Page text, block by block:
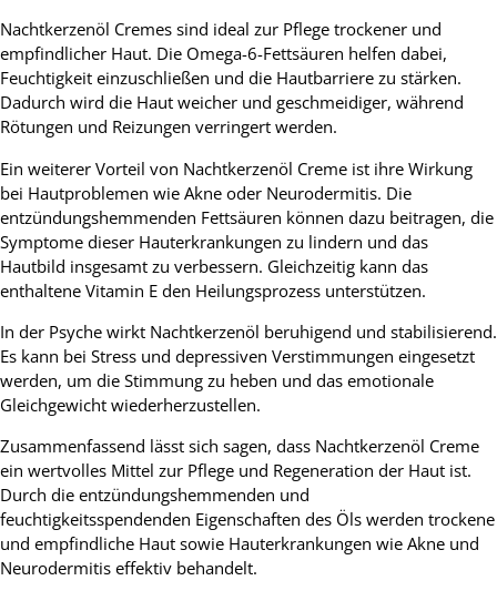
Nachtkerzenöl Cremes sind ideal zur Pflege trockener und
empfindlicher Haut. Die Omega-6-Fettsäuren helfen dabei,
Feuchtigkeit einzuschließen und die Hautbarriere zu stärken.
Dadurch wird die Haut weicher und geschmeidiger, während
Rötungen und Reizungen verringert werden.
Ein weiterer Vorteil von Nachtkerzenöl Creme ist ihre Wirkung
bei Hautproblemen wie Akne oder Neurodermitis. Die
entzündungshemmenden Fettsäuren können dazu beitragen, die
Symptome dieser Hauterkrankungen zu lindern und das
Hautbild insgesamt zu verbessern. Gleichzeitig kann das
enthaltene Vitamin E den Heilungsprozess unterstützen.
In der Psyche wirkt Nachtkerzenöl beruhigend und stabilisierend.
Es kann bei Stress und depressiven Verstimmungen eingesetzt
werden, um die Stimmung zu heben und das emotionale
Gleichgewicht wiederherzustellen.
Zusammenfassend lässt sich sagen, dass Nachtkerzenöl Creme
ein wertvolles Mittel zur Pflege und Regeneration der Haut ist.
Durch die entzündungshemmenden und
feuchtigkeitsspendenden Eigenschaften des Öls werden trockene
und empfindliche Haut sowie Hauterkrankungen wie Akne und
Neurodermitis effektiv behandelt.